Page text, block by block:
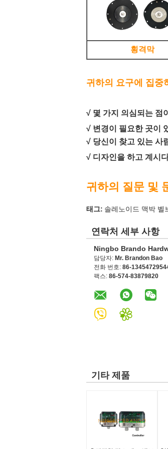
횡격막
귀하의 요구에 집중
√ 몇 가지 의심되는 점
√ 변경이 필요한 곳이
√ 당신이 찾고 있는 사
√ 디자인을 하고 계시
귀하의 질문 및
태그: 솔레노이드 맥박 벨
연락처 세부 사항
Ningbo Brando
담당자: Mr. Brandon Bao
전화 번호: 86-
팩스: 86-574-83879820
기타 제품